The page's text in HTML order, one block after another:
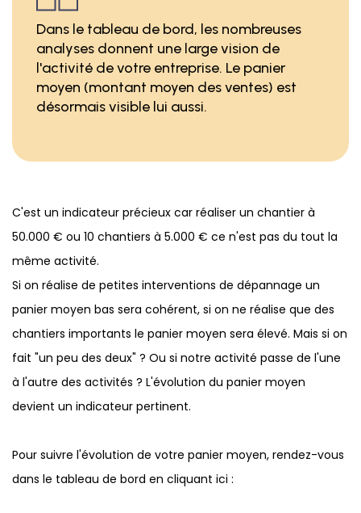
Dans le tableau de bord, les nombreuses
analyses donnent une large vision de
l'activité de votre entreprise. Le panier
moyen (montant moyen des ventes) est
désormais visible lui aussi.
C'est un indicateur précieux car réaliser un chantier à
50.000 € ou 10 chantiers à 5.000 € ce n'est pas du tout la
même activité.
Si on réalise de petites interventions de dépannage un
panier moyen bas sera cohérent, si on ne réalise que des
chantiers importants le panier moyen sera élevé. Mais si on
fait "un peu des deux" ? Ou si notre activité passe de l'une
à l'autre des activités ? L'évolution du panier moyen
devient un indicateur pertinent.
Pour suivre l'évolution de votre panier moyen, rendez-vous
dans le tableau de bord en cliquant ici :